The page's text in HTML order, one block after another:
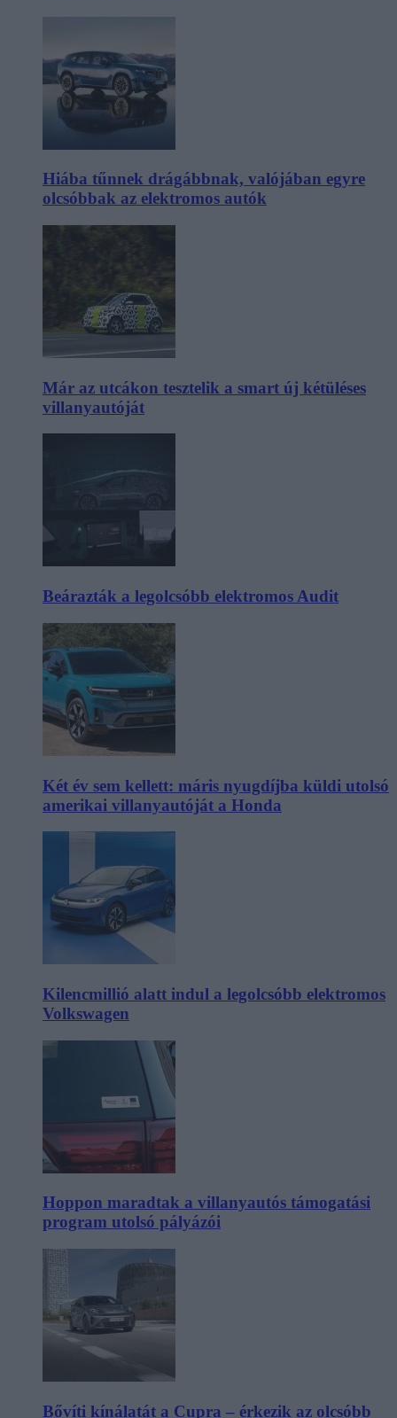
Hiába tűnnek drágábbnak, valójában egyre
olcsóbbak az elektromos autók
Már az utcákon tesztelik a smart új kétüléses
villanyautóját
Beárazták a legolcsóbb elektromos Audit
Két év sem kellett: máris nyugdíjba küldi utolsó
amerikai villanyautóját a Honda
Kilencmillió alatt indul a legolcsóbb elektromos
Volkswagen
Hoppon maradtak a villanyautós támogatási
program utolsó pályázói
Bővíti kínálatát a Cupra – érkezik az olcsóbb